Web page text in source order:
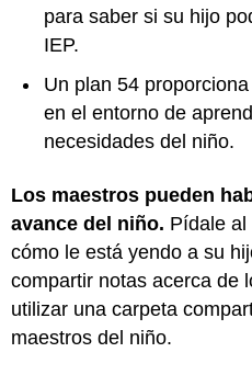
para saber si su hijo
IEP.
Un plan 54
en el entorno de
necesidades del niño.
Los maestros pueden
avance del niño. Pídale al
cómo le está yendo a su
compartir notas acerca de
utilizar una carpeta
maestros del niño.